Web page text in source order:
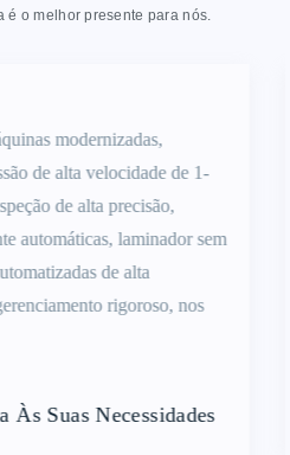
é o melhor presente para nós.
para ISO9001, QS grau alimentício e
embalagem está em conformidade
dos EUA e da UE.Permanecemos à
e solicitação de orçamento, a
rápida 7 x 24H！
Grau Alimentício, Somos Seu